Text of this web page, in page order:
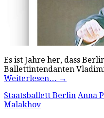
Es ist Jahre her, dass
Ballettintendanten
Weiterlesen… →
Staatsballett Berlin Anna
Malakhov